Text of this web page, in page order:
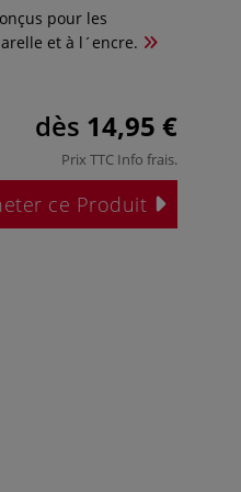
pour les
et à l´encre.
dès 14,95 €
Prix TTC Info frais.
ce Produit